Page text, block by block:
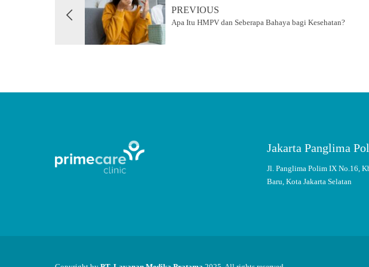
PREVIOUS
Apa Itu HMPV dan Seberapa Bahaya bagi Kesehatan?
Jakarta Panglima
Jl. Panglima Polim IX No.16,
Baru, Kota Jakarta Selatan